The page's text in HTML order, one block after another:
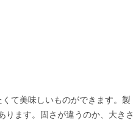
て美味しいものができます。製
ります。固さが違うのか、大きさ